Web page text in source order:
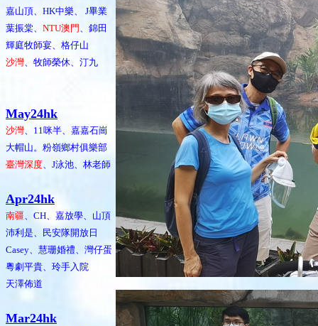
嘉山頂、HK中樂、 J畢業
葉振棠、 NTU澳門 、錦田
輝庭牧師宴、格仔山
沙灣、牧師榮休、汀九
May24hk
沙灣、11咪半、嘉嘉石崗
大帽山。粉嶺鄉村俱樂部
臺灣深度、J泳池、林老師
Apr24hk
南疆、CH、嘉放學、山頂
沛利是、民安隊開放日
Casey、慧珊婚禮、灣仔蛋
粵劇平貴、玲手入院
天澤佈道
Mar24hk